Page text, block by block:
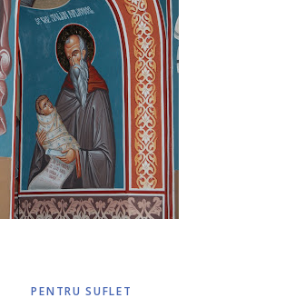
PENTRU SUFLET